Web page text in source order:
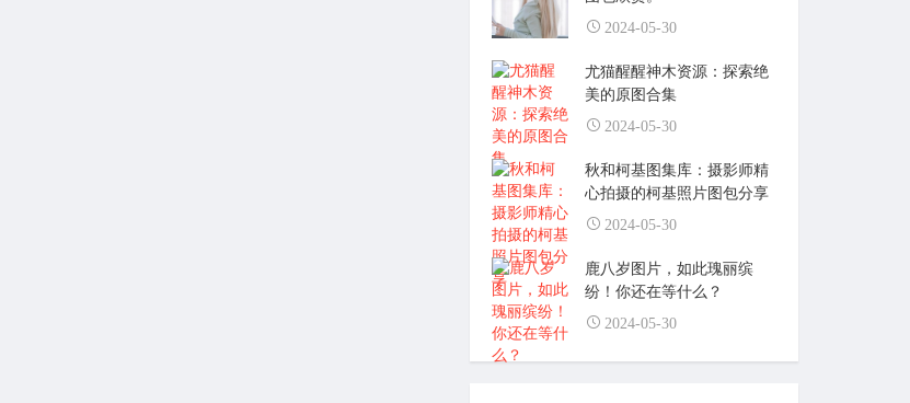
2024-05-30
尤猫醒醒神木资源：探索绝
美的原图合集
2024-05-30
秋和柯基图集库：摄影师精
心拍摄的柯基照片图包分享
2024-05-30
鹿八岁图片，如此瑰丽缤
纷！你还在等什么？
2024-05-30